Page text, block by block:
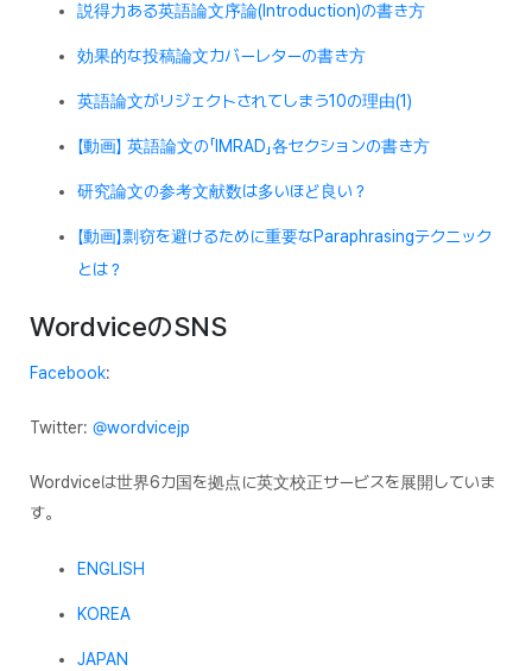
説得力ある英語論文序論(Introduction)の書き方
効果的な投稿論文カバーレターの書き方
英語論文がリジェクトされてしまう10の理由(1)
【動画】 英語論文の「IMRAD」各セクションの書き方
研究論文の参考文献数は多いほど良い？
【動画】剽窃を避けるために重要なParaphrasingテクニック
とは？
WordviceのSNS
Facebook:
Twitter: @wordvicejp
Wordviceは世界6カ国を拠点に英文校正サービスを展開していま
す。
ENGLISH
KOREA
JAPAN